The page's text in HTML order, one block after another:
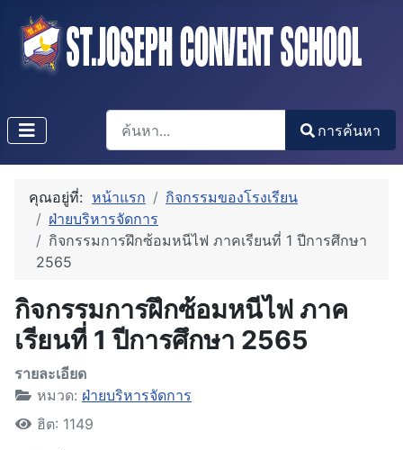
การค้นหา
Type 2 or more characters for results.
การค้นหา
คุณอยู่ที่: หน้าแรก
กิจกรรมของโรงเรียน
ฝ่ายบริหารจัดการ
กิจกรรมการฝึกซ้อมหนีไฟ ภาคเรียนที่ 1 ปีการศึกษา
2565
กิจกรรมการฝึกซ้อมหนีไฟ ภาค
เรียนที่ 1 ปีการศึกษา 2565
รายละเอียด
หมวด: ฝ่ายบริหารจัดการ
ฮิต: 1149